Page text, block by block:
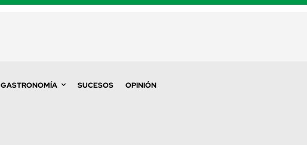
GASTRONOMÍA SUCESOS OPINIÓN